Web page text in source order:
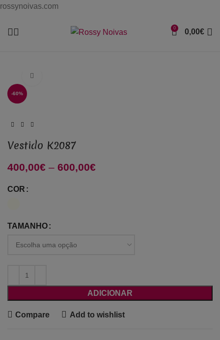
rossynoivas.com
0 0,00€
-60%
Vestido K2087
400,00€ – 600,00€
COR
TAMANHO
ADICIONAR
Compare Add to wishlist